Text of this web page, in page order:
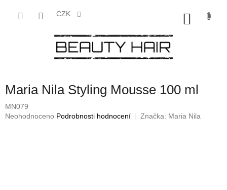
CZK
Maria Nila Styling Mousse 100 ml
MN079
Průměrné
Neohodnoceno Podrobnosti hodnocení Značka: Maria Nila